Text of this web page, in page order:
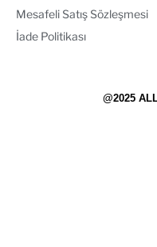
Mesafeli Satış Sözleşmesi
İade Politikası
@2025